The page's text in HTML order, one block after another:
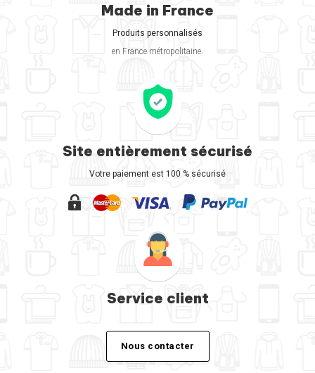
Made in France
Produits personnalisés
en France métropolitaine.
Site entièrement sécurisé
Votre paiement est 100 % sécurisé
Service client
Nous contacter